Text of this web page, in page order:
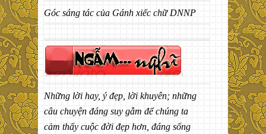
Góc sáng tác của Gánh xiếc chữ DNNP
Những lời hay, ý đẹp, lời khuyên; những
câu chuyện đáng suy gẫm để chúng ta
cảm thấy cuộc đời đẹp hơn, đáng sống